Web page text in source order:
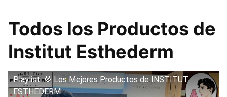
Todos los Productos de
Institut Esthederm
Playlist: 💜 Los Mejores Productos de INSTITUT
ESTHEDERM